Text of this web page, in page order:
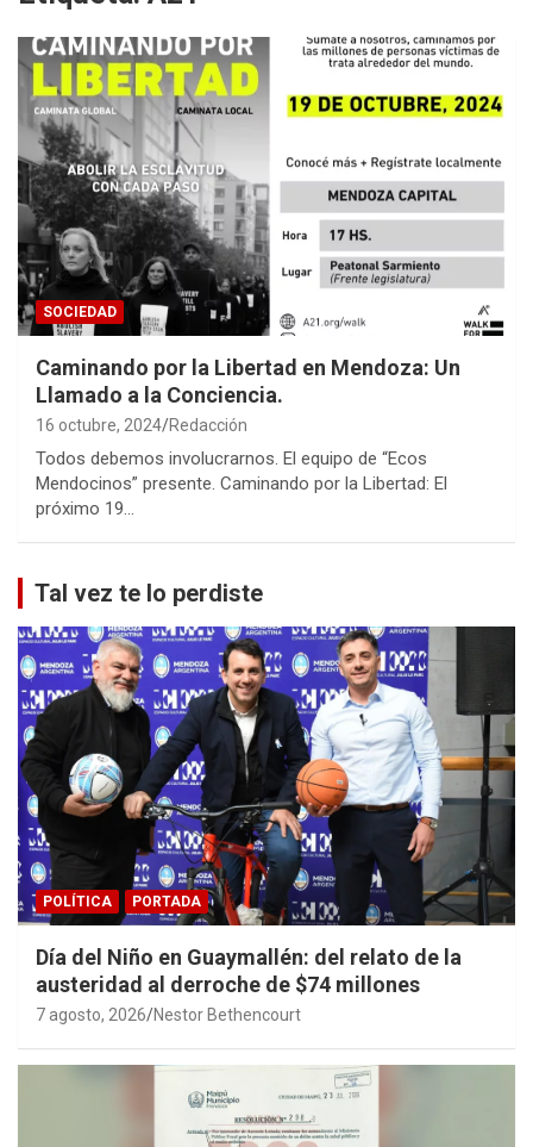
SOCIEDAD
Caminando por la Libertad en Mendoza: Un
Llamado a la Conciencia.
16 octubre, 2024 Redacción
Todos debemos involucrarnos. El equipo de “Ecos
Mendocinos” presente. Caminando por la Libertad: El
próximo 19…
Tal vez te lo perdiste
POLÍTICA PORTADA
Día del Niño en Guaymallén: del relato de la
austeridad al derroche de $74 millones
7 agosto, 2026 Nestor Bethencourt